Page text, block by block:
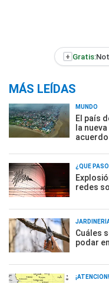
+ Gratis:
MÁS LEÍDAS
MUNDO
El país
la
¿QUÉ
redes
Cuáles
podar
¡ATENCIÓN!